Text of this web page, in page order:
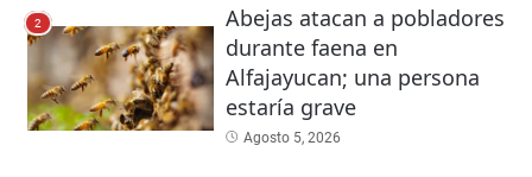
2
Abejas atacan a pobladores
durante faena en
Alfajayucan; una persona
estaría grave
Agosto 5, 2026